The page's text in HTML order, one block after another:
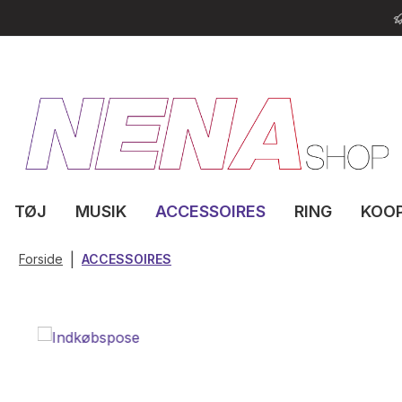
TØJ MUSIK ACCESSOIRES RING
Forside ACCESSOIRES